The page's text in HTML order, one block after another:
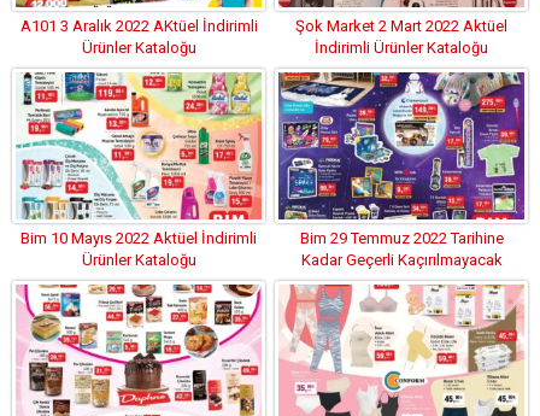
A101 3 Aralık 2022 AKtüel İndirimli
Ürünler Kataloğu
Şok Market 2 Mart 2022 Aktüel
İndirimli Ürünler Kataloğu
Bim 10 Mayıs 2022 Aktüel İndirimli
Ürünler Kataloğu
Bim 29 Temmuz 2022 Tarihine
Kadar Geçerli Kaçırılmayacak
Fırsatlar